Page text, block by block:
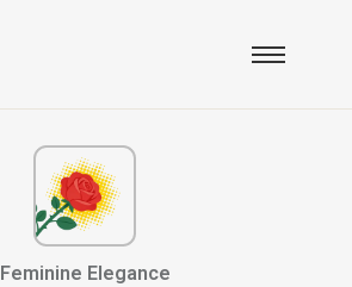
Feminine Elegance